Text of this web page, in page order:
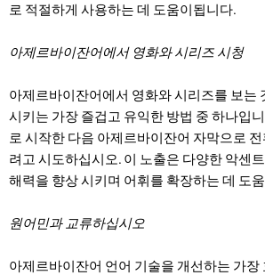
로 적절하게 사용하는 데 도움이됩니다.
아제르바이잔어에서 영화와 시리즈 시청
아제르바이잔어에서 영화와 시리즈를 보는
시키는 가장 즐겁고 유익한 방법 중 하나입
로 시작한 다음 아제르바이잔어 자막으로
려고 시도하십시오. 이 노출은 다양한 악센
해력을 향상 시키며 어휘를 확장하는 데 도
원어민과 교류하십시오
아제르바이잔어 언어 기술을 개선하는 가장